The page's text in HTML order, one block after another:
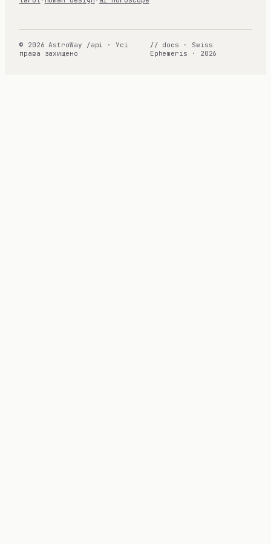
© 2026 AstroWay /api · Усі
права захищено
// docs · Swiss
Ephemeris · 2026